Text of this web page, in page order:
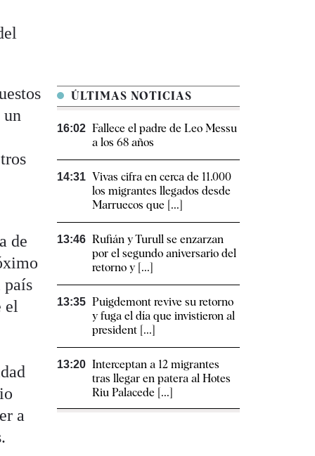
de
país
el
a
ÚLTIMAS NOTICIAS
16:02 Fallece el padre de Leo Messu
a los 68 años
14:31 Vivas cifra en cerca de 11.000
los migrantes llegados desde
Marruecos que [...]
13:46 Rufián y Turull se enzarzan
por el segundo aniversario del
retorno y [...]
13:35 Puigdemont revive su retorno
y fuga el día que invistieron al
president [...]
13:20 Interceptan a 12 migrantes
tras llegar en patera al Hotes
Riu Palacede [...]